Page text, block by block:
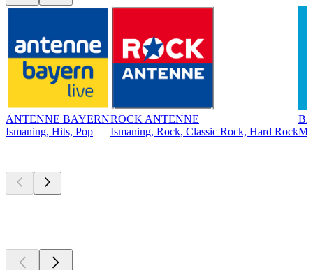
ANTENNE BAYERN
Ismaning, Hits, Pop
ROCK ANTENNE
Ismaning, Rock, Classic Rock, Hard Rock